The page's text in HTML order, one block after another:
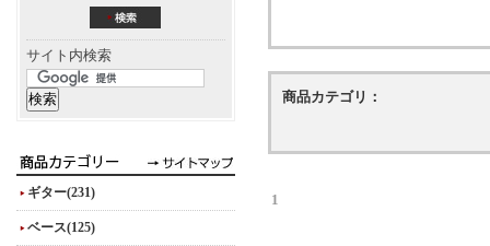
サイト内検索
ギター(231)
ベース(125)
商品カテゴリ：
1